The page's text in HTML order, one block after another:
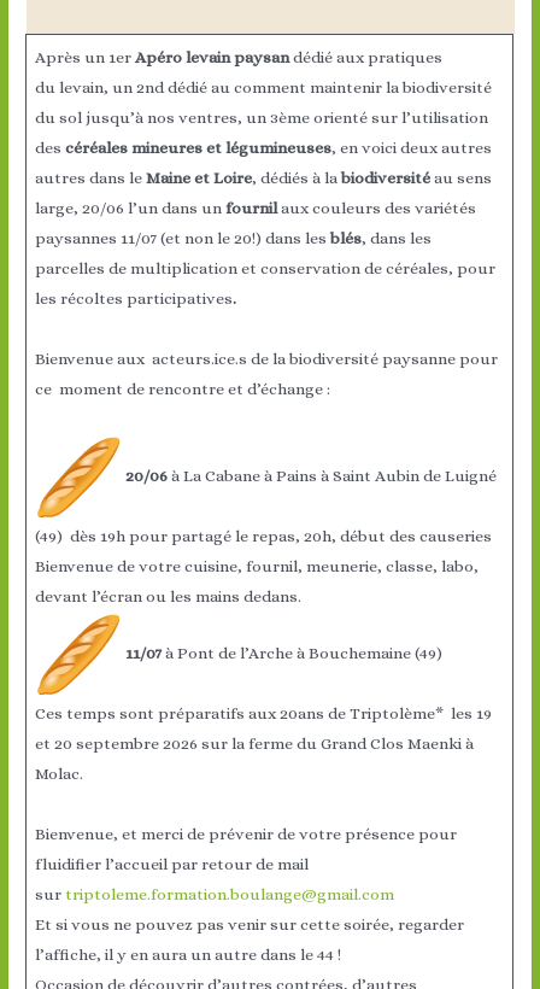
Après un 1er Apéro levain paysandédié aux pratiques
du levain, un 2nd dédié au comment maintenir la biodiversité
du sol jusqu’à nos ventres, un 3ème orienté sur l’utilisation
des céréales mineures et légumineuses, en voici deux autres
autres dans le Maine et Loire, dédiés à la biodiversité au sens
large, 20/06 l’un dans un fournil aux couleurs des variétés
paysannes 11/07 (et non le 20!) dans les blés, dans les
parcelles de multiplication et conservation de céréales, pour
les récoltes participatives.
Bienvenue aux acteurs.ice.s de la biodiversité paysanne pour
ce moment de rencontre et d’échange :
20/06à La Cabane à Pains à Saint Aubin de Luigné
(49) dès 19h pour partagé le repas, 20h, début des causeries
Bienvenue de votre cuisine, fournil, meunerie, classe, labo,
devant l’écran ou les mains dedans.
11/07à Pont de l’Arche à Bouchemaine (49)
Ces temps sont préparatifs aux 20ans de Triptolème* les 19
et 20 septembre 2026 sur la ferme du Grand Clos Maenki à
Molac.
Bienvenue, et merci de prévenir de votre présence pour
fluidifier l’accueil par retour de mail
sur triptoleme.formation.boulange@gmail.com
Et si vous ne pouvez pas venir sur cette soirée, regarder
l’affiche, il y en aura un autre dans le 44 !
Occasion de découvrir d’autres contrées, d’autres